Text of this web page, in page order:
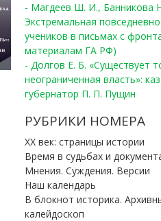
- Магдеев Ш. И., Банникова
Экстремальная
учеников в письмах с
материалам ГА РФ)
- Долгов Е. Б. «Существует
неограниченная власть»:
губернатор П. П. Пущин
РУБРИКИ НОМЕРА
ХХ век: страницы истории
Время в судьбах и
Мнения. Суждения. Версии
Наш календарь
В блокнот историка.
калейдоскоп